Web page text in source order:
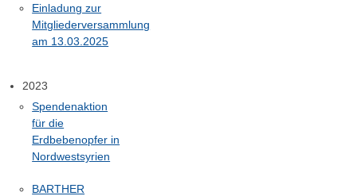
Einladung zur
Mitgliederversammlung
am 13.03.2025
2023
Spendenaktion
für die
Erdbebenopfer in
Nordwestsyrien
BARTHER